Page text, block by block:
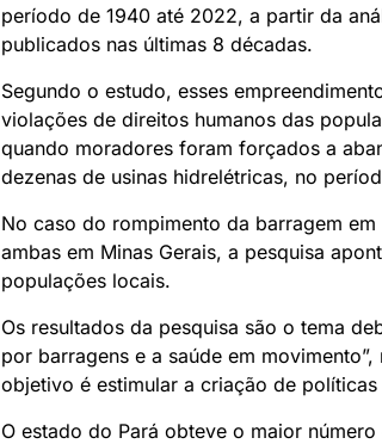
período de 1940 até 2022, a partir da
publicados nas últimas 8 décadas.
Segundo o estudo, esses
violações de direitos humanos das
quando moradores foram forçados a
dezenas de usinas hidrelétricas, no
No caso do rompimento da barragem
ambas em Minas Gerais, a pesquisa
populações locais.
Os resultados da pesquisa são o tema
por barragens e a saúde em
objetivo é estimular a criação de
O estado do Pará obteve o maior